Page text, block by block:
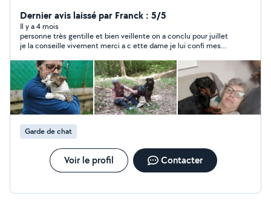
chien chez moi s'il est ok avec les chats
Dernier avis laissé par Franck : 5/5
Il y a 4 mois
personne très gentille et bien veillente on a conclu pour juillet
je la conseille vivement merci a c ette dame je lui confi mes
Garde de chat
Voir le profil Contacter